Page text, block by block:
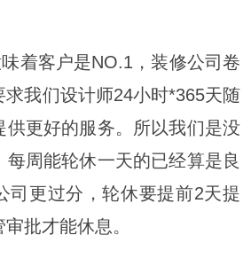
着客户是NO.1，装修公司卷
求我们设计师24小时*365天随
供更好的服务。所以我们是没
周能轮休一天的已经算是良
司更过分，轮休要提前2天提
批才能休息。